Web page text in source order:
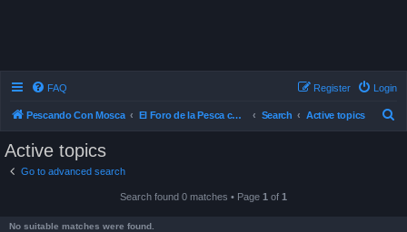
FAQ Login
Register
Pescando Con Mosca El Foro de la Pesca con Mosca en Chile Search Active topics
Active topics
Go to advanced search
Search found 0 matches • Page 1 of 1
No suitable matches were found.